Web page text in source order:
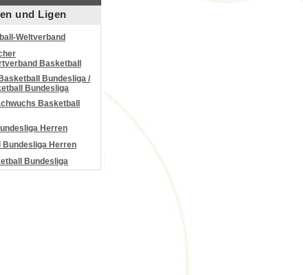
und Ligen
Weltverband
Basketball
Bundesliga /
Bundesliga
Basketball
Herren
Bundesliga Herren
Bundesliga